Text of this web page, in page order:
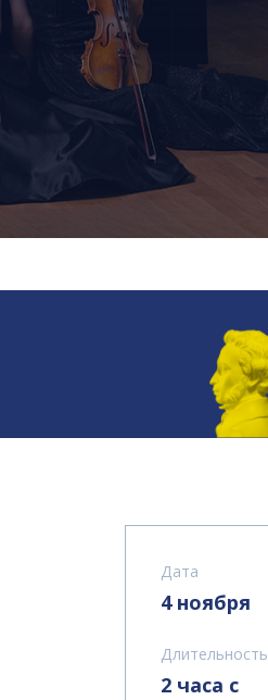
Дата
4 ноября
Длительность
2 часа с